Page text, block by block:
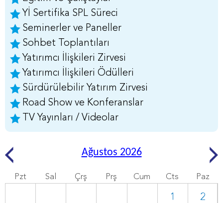
Yİ Sertifika SPL Süreci
Seminerler ve Paneller
Sohbet Toplantıları
Yatırımcı İlişkileri Zirvesi
Yatırımcı İlişkileri Ödülleri
Sürdürülebilir Yatırım Zirvesi
Road Show ve Konferanslar
TV Yayınları / Videolar
Ağustos 2026
Pzt Sal Çrş Prş Cum Cts Paz
1 2